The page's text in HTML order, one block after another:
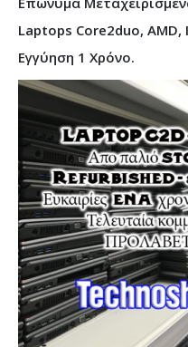
Laptops Core2duo,
Εγγύηση 1 Χρόνο.